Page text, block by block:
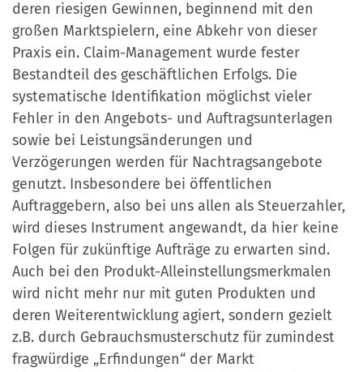
deren riesigen Gewinnen, beginnend mit den
großen Marktspielern, eine Abkehr von dieser
Praxis ein. Claim-Management wurde fester
Bestandteil des geschäftlichen Erfolgs. Die
systematische Identifikation möglichst vieler
Fehler in den Angebots- und Auftragsunterlagen
sowie bei Leistungsänderungen und
Verzögerungen werden für Nachtragsangebote
genutzt. Insbesondere bei öffentlichen
Auftraggebern, also bei uns allen als Steuerzahler,
wird dieses Instrument angewandt, da hier keine
Folgen für zukünftige Aufträge zu erwarten sind.
Auch bei den Produkt-Alleinstellungsmerkmalen
wird nicht mehr nur mit guten Produkten und
deren Weiterentwicklung agiert, sondern gezielt
z.B. durch Gebrauchsmusterschutz für zumindest
fragwürdige „Erfindungen“ der Markt